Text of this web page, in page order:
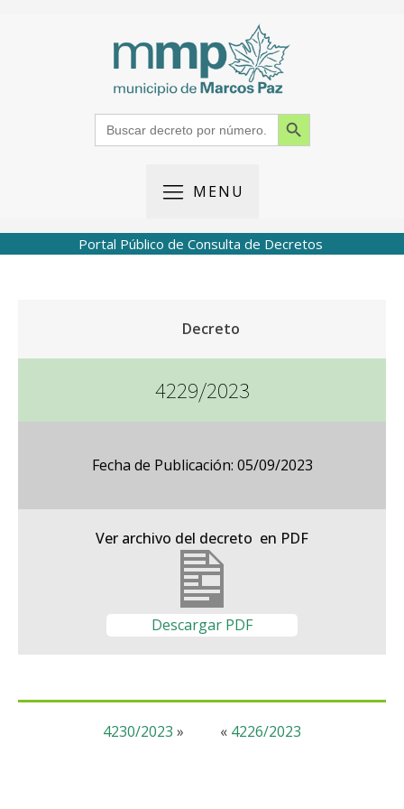
Search
for:
Search Button
MENU
Portal Público de Consulta de Decretos
Decreto
4229/2023
Fecha de Publicación: 05/09/2023
Ver archivo del decreto en PDF
Descargar PDF
« 4226/2023
4230/2023 »